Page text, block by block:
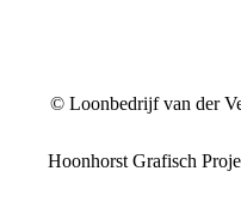
© Loonbedrijf van der
Hoonhorst Grafisch